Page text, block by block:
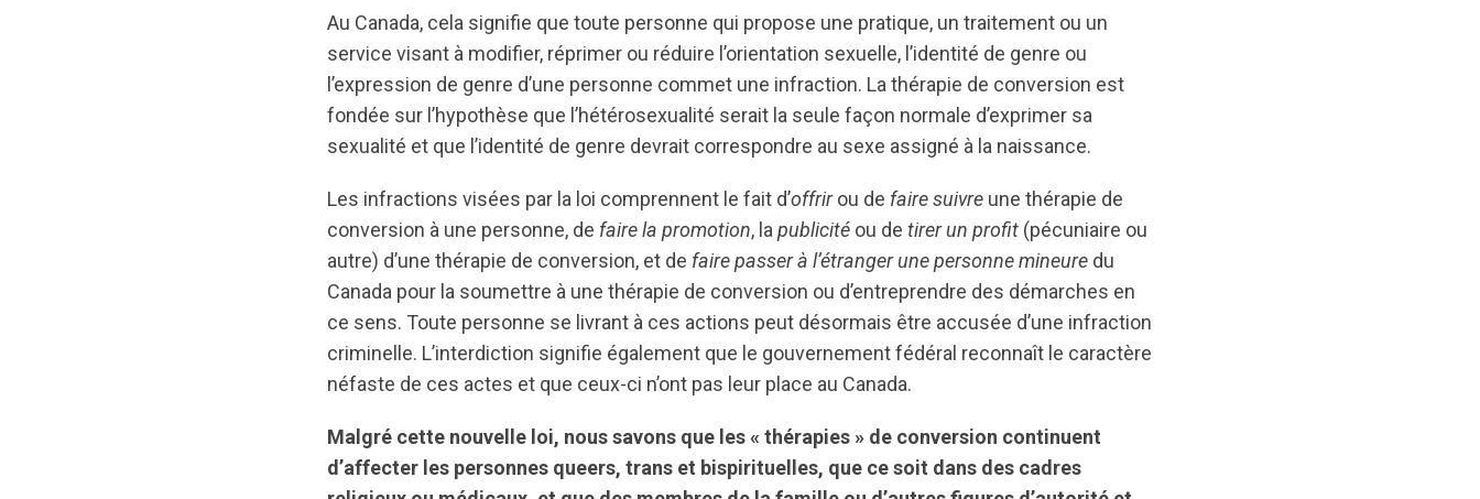
Au Canada, cela signifie que toute personne qui propose une pratique, un traitement ou un
service visant à modifier, réprimer ou réduire l’orientation sexuelle, l’identité de genre ou
l’expression de genre d’une personne commet une infraction. La thérapie de conversion est
fondée sur l’hypothèse que l’hétérosexualité serait la seule façon normale d’exprimer sa
sexualité et que l’identité de genre devrait correspondre au sexe assigné à la naissance.
Les infractions visées par la loi comprennent le fait d’offrirou de faire suivre une thérapie de
conversion à une personne, de faire la promotion, la publicité ou de tirer un profit (pécuniaire ou
autre) d’une thérapie de conversion, et de faire passer à l’étranger une personne mineure du
Canada pour la soumettre à une thérapie de conversion ou d’entreprendre des démarches en
ce sens. Toute personne se livrant à ces actions peut désormais être accusée d’une infraction
criminelle. L’interdiction signifie également que le gouvernement fédéral reconnaît le caractère
néfaste de ces actes et que ceux-ci n’ont pas leur place au Canada.
Malgré cette nouvelle loi, nous savons que les « thérapies » de conversion continuent
d’affecter les personnes queers, trans et bispirituelles, que ce soit dans des cadres